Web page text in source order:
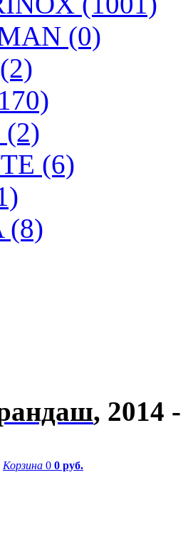
(0)
(2)
(6)
(8)
, 2014 -
Корзина 0 0 руб.